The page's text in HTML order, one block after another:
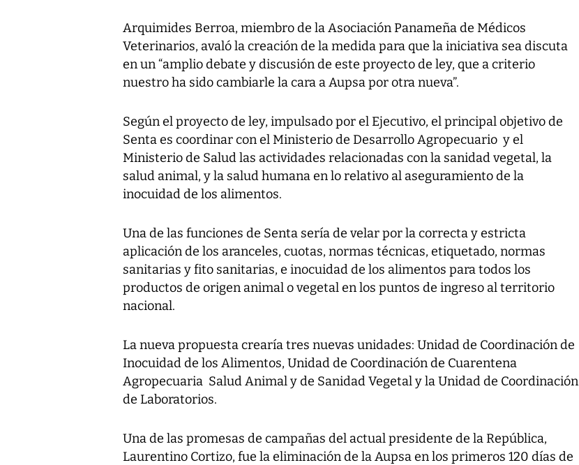
Arquimides Berroa, miembro de la Asociación Panameña de Médicos
Veterinarios, avaló la creación de la medida para que la iniciativa sea discuta
en un “amplio debate y discusión de este proyecto de ley, que a criterio
nuestro ha sido cambiarle la cara a Aupsa por otra nueva”.
Según el proyecto de ley, impulsado por el Ejecutivo, el principal objetivo de
Senta es coordinar con el Ministerio de Desarrollo Agropecuario y el
Ministerio de Salud las actividades relacionadas con la sanidad vegetal, la
salud animal, y la salud humana en lo relativo al aseguramiento de la
inocuidad de los alimentos.
Una de las funciones de Senta sería de velar por la correcta y estricta
aplicación de los aranceles, cuotas, normas técnicas, etiquetado, normas
sanitarias y fito sanitarias, e inocuidad de los alimentos para todos los
productos de origen animal o vegetal en los puntos de ingreso al territorio
nacional.
La nueva propuesta crearía tres nuevas unidades: Unidad de Coordinación de
Inocuidad de los Alimentos, Unidad de Coordinación de Cuarentena
Agropecuaria Salud Animal y de Sanidad Vegetal y la Unidad de Coordinación
de Laboratorios.
Una de las promesas de campañas del actual presidente de la República,
Laurentino Cortizo, fue la eliminación de la Aupsa en los primeros 120 días de